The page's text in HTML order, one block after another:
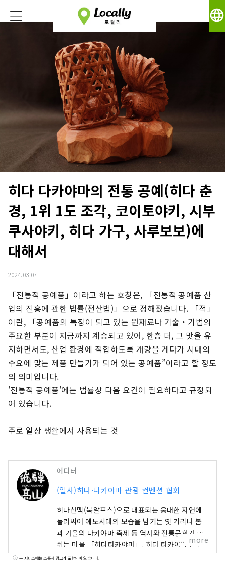
language
히다 다카야마의 전통 공예(히다 춘
경, 1위 1도 조각, 코이토야키, 시부
쿠사야키, 히다 가구, 사루보보)에
대해서
2024.03.07
「전통적 공예품」이라고 하는 호칭은, 「전통적 공예품 산
업의 진흥에 관한 법률(전산법)」으로 정해졌습니다. 「적」
이란, 「공예품의 특징이 되고 있는 원재료나 기술・기법의
주요한 부분이 지금까지 계승되고 있어, 한층 더, 그 맛을 유
지하면서도, 산업 환경에 적합하도록 개량을 게다가 시대의
수요에 맞는 제품 만들기가 되어 있는 공예품”이라고 할 정도
의 의미입니다.
'전통적 공예품'에는 법률상 다음 요건이 필요하다고 규정되
어 있습니다.
주로 일상 생활에서 사용되는 것
에디터
(일사)히다·다카야마 관광 컨벤션 협회
히다산맥(북알프스)으로 대표되는 웅대한 자연에
둘러싸여 에도시대의 모습을 남기는 옛 거리나 봄
과 가을의 다카야마 축제 등 역사와 전통문화가 숨
쉬는 마을 「히다타카야마」. 히다 타카야마 온천
과 오쿠 히다 온천 마을 등의 온천과 히다 쇠고기와
more
본 서비스에는 스폰서 광고가 포함되어 있습니다.